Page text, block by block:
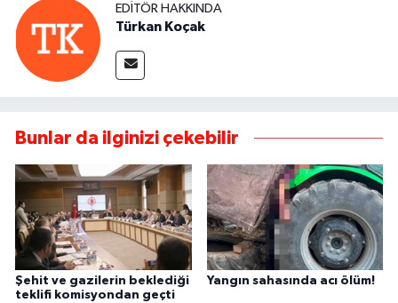
EDITÖR HAKKINDA
Türkan Koçak
Bunlar da ilginizi çekebilir
Şehit ve gazilerin beklediği
teklifi komisyondan geçti
Yangın sahasında acı ölüm!